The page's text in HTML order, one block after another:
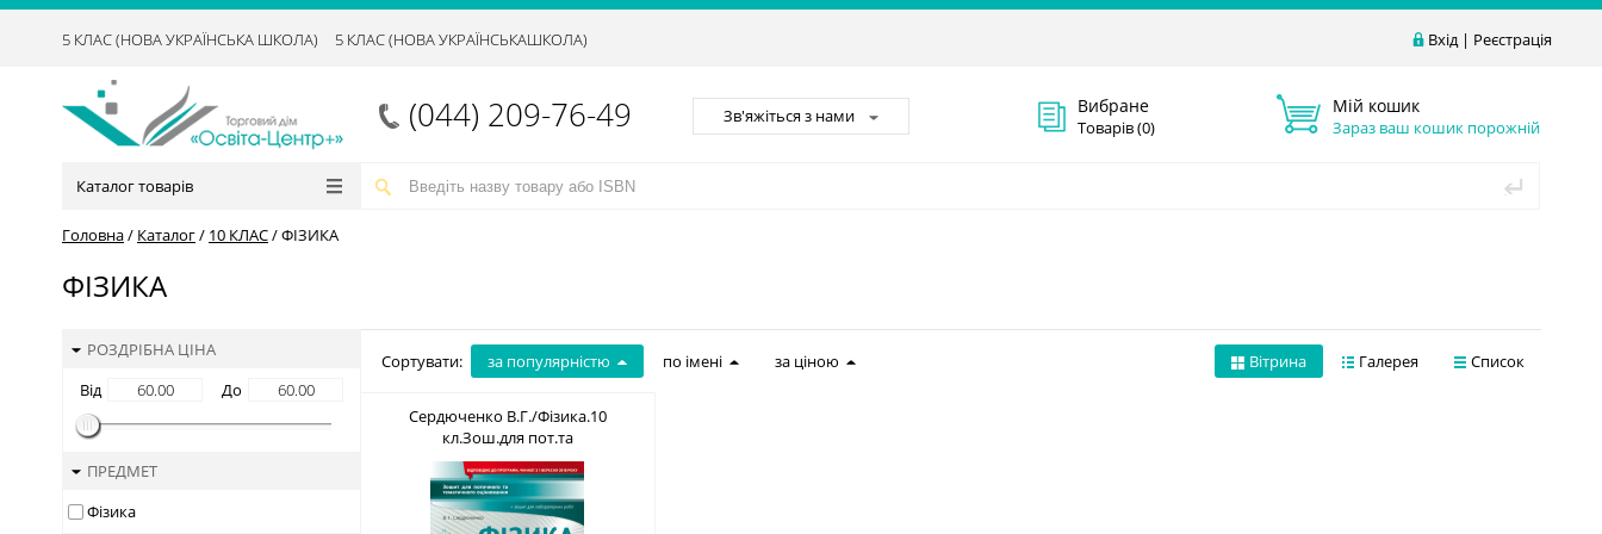
Вхід| Реєстрація
5 КЛАС (НОВА УКРАЇНСЬКА ШКОЛА) 5 КЛАС (НОВА УКРАЇНСЬКАШКОЛА)
(044) 209-76-49 Зв'яжіться з нами Вибране
Товарів (0)
Мій кошик
Зараз ваш кошик порожній
Каталог товарів
Головна/ Каталог/ 10 КЛАС/ФІЗИКА
ФІЗИКА
РОЗДРІБНА ЦІНА
Від
До
ПРЕДМЕТ
Фізика
Список
Галерея
Вітрина
Сортувати: за популярністю по імені за ціною
Сердюченко В.Г./Фізика.10
кл.Зош.для пот.та
тем.оц+зош.лаб.роб(НОВА
ПРОГРАМА) ISBN 978-617-656-922-0